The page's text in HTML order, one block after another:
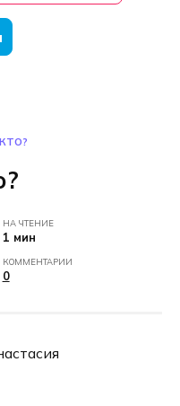
НА ЧТЕНИЕ
1 мин
КОММЕНТАРИИ
0